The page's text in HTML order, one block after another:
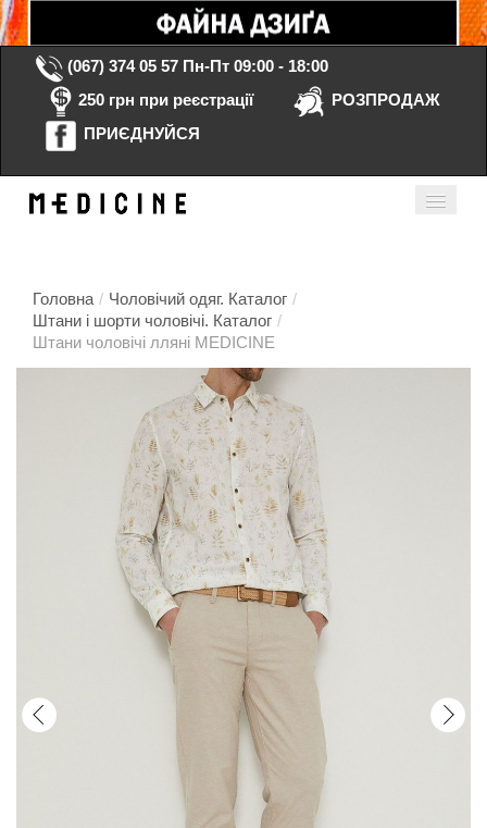
(067) 374 05 57 Пн-Пт 09:00 - 18:00
250 грн при реєстрації
РОЗПРОДАЖ
ПРИЄДНУЙСЯ
Головна / Чоловічий одяг. Каталог /
Штани і шорти чоловічі. Каталог /
Штани чоловічі лляні MEDICINE